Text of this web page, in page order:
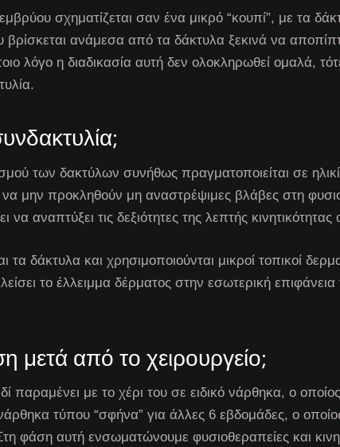
σχηματίζεται σαν ένα μικρό “κουπί”, με τα
ανάμεσα από τα δάκτυλα ξεκινά να
λόγο η διαδικασία αυτή δεν ολοκληρωθεί ομαλά,
των δακτύλων συνήθως πραγματοποιείται σε
να μην προκληθούν μη αναστρέψιμες βλάβες στη
αναπτύξει τις δεξιότητες της λεπτής
τα δάκτυλα και χρησιμοποιούνται μικροί τοπικοί
το έλλειμμα δέρματος στην εσωτερική
μετά από το χειρουργείο;
παραμένει με το χέρι του σε ειδικό νάρθηκα, ο
τύπου “σφήνα” για άλλες 6 εβδομάδες, ο
φάση αυτή ενσωματώνουμε φυσιοθεραπείες και